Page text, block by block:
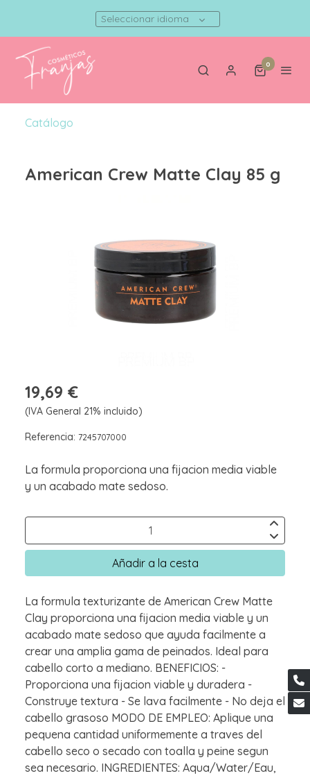
Seleccionar idioma
0
Catálogo
American Crew Matte Clay 85 g
19,69 €
(IVA General 21% incluido)
Referencia: 7245707000
La formula proporciona una fijacion media viable
y un acabado mate sedoso.
Añadir a la cesta
La formula texturizante de American Crew Matte
Clay proporciona una fijacion media viable y un
acabado mate sedoso que ayuda facilmente a
crear una amplia gama de peinados. Ideal para
cabello corto a mediano. BENEFICIOS: -
Proporciona una fijacion viable y duradera -
Construye textura - Se lava facilmente - No deja el
cabello grasoso MODO DE EMPLEO: Aplique una
pequena cantidad uniformemente a traves del
cabello seco o secado con toalla y peine segun
sea necesario. INGREDIENTES: Aqua/Water/Eau,